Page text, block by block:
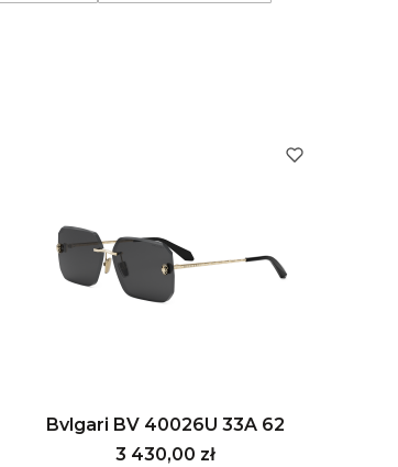
Bvlgari BV 40026U 33A 62
Cena
3 430,00 zł